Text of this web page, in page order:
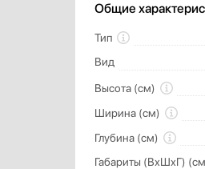
Общие
Тип
Вид
Высота (см)
Ширина (см)
Глубина (см)
Габариты (ВхШхГ)